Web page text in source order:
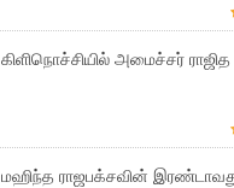
கிளிநொச்சியில் அமைச்சர் ராஜித
மஹிந்த ராஜபக்சவின்